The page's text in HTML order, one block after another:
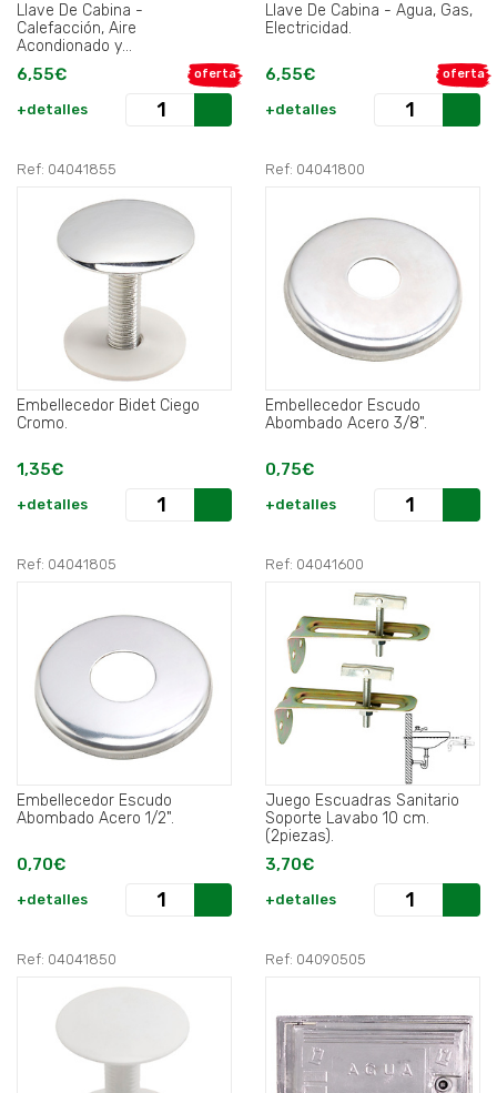
Llave De Cabina -
Calefacción, Aire
Acondionado y
Saneamientos.
oferta
6,55€
+detalles
Llave De Cabina - Agua, Gas,
Electricidad.
oferta
6,55€
+detalles
Ref: 04041855
Embellecedor Bidet Ciego
Cromo.
1,35€
+detalles
Ref: 04041800
Embellecedor Escudo
Abombado Acero 3/8".
0,75€
+detalles
Ref: 04041805
Embellecedor Escudo
Abombado Acero 1/2".
0,70€
+detalles
Ref: 04041600
Juego Escuadras Sanitario
Soporte Lavabo 10 cm.
(2piezas).
3,70€
+detalles
Ref: 04041850 Ref: 04090505